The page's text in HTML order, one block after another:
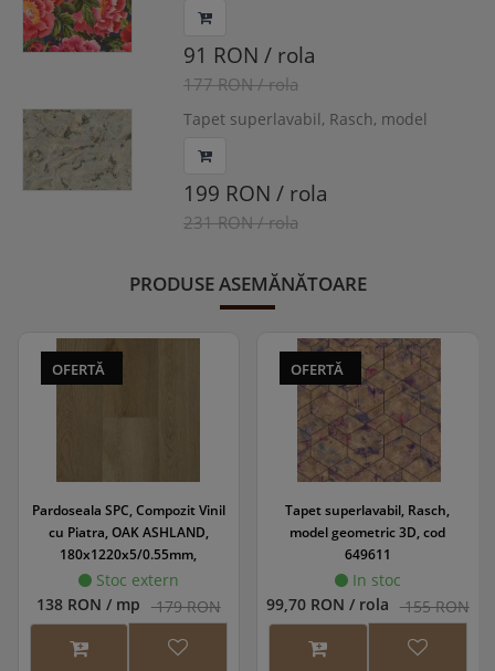
91 RON / rola
177 RON / rola
Tapet superlavabil, Rasch, model
199 RON / rola
231 RON / rola
PRODUSE ASEMĂNĂTOARE
OFERTĂ
Pardoseala SPC, Compozit Vinil
cu Piatra, OAK ASHLAND,
180x1220x5/0.55mm,
WINRGD-1176/0
Stoc extern
138 RON / mp 179 RON
OFERTĂ
Tapet superlavabil, Rasch,
model geometric 3D, cod
649611
In stoc
99,70 RON / rola 155 RON